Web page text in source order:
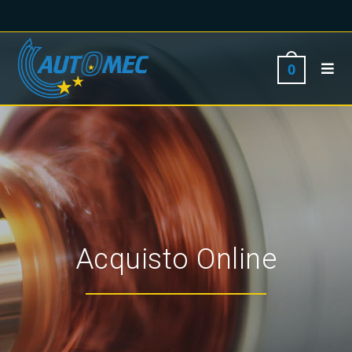
0
Acquisto Online